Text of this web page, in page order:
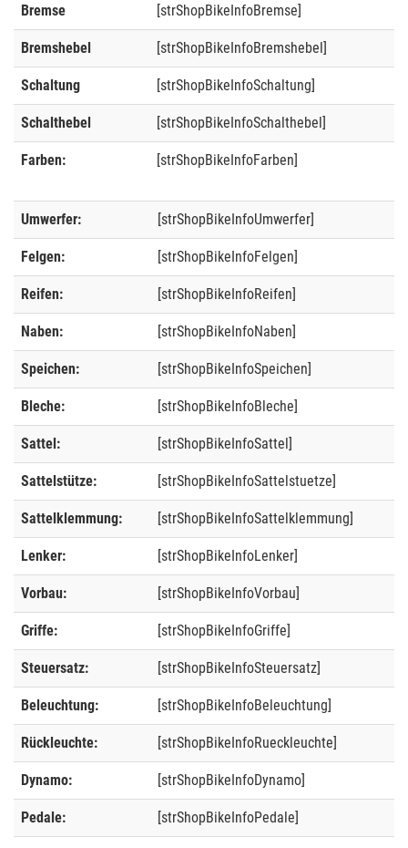
Bremse [strShopBikeInfoBremse]
Bremshebel [strShopBikeInfoBremshebel]
Schaltung [strShopBikeInfoSchaltung]
Schalthebel [strShopBikeInfoSchalthebel]
Farben: [strShopBikeInfoFarben]
Umwerfer: [strShopBikeInfoUmwerfer]
Felgen: [strShopBikeInfoFelgen]
Reifen: [strShopBikeInfoReifen]
Naben: [strShopBikeInfoNaben]
Speichen: [strShopBikeInfoSpeichen]
Bleche: [strShopBikeInfoBleche]
Sattel: [strShopBikeInfoSattel]
Sattelstütze: [strShopBikeInfoSattelstuetze]
Sattelklemmung: [strShopBikeInfoSattelklemmung]
Lenker: [strShopBikeInfoLenker]
Vorbau: [strShopBikeInfoVorbau]
Griffe: [strShopBikeInfoGriffe]
Steuersatz: [strShopBikeInfoSteuersatz]
Beleuchtung: [strShopBikeInfoBeleuchtung]
Rückleuchte: [strShopBikeInfoRueckleuchte]
Dynamo: [strShopBikeInfoDynamo]
Pedale: [strShopBikeInfoPedale]